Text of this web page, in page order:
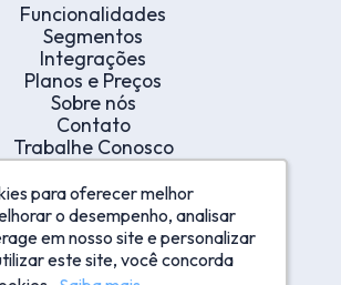
para oferecer melhor
o desempenho, analisar
em nosso site e personalizar
este site, você concorda
para oferecer melhor
o desempenho, analisar
em nosso site e personalizar
este site, você concorda
Funcionalidades
Segmentos
Integrações
Planos e Preços
Sobre nós
Contato
Trabalhe Conosco
Indique e Ganhe
Integridade Corporativa
Canal de Denúncia
Termos de Uso